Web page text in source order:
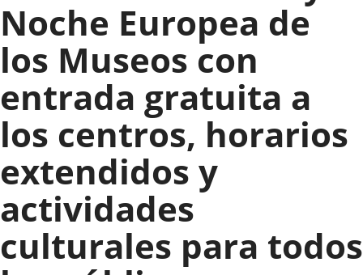
Noche Europea de
los Museos con
entrada gratuita a
los centros, horarios
extendidos y
actividades
culturales para todos